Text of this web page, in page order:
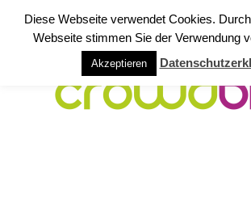
Diese Webseite verwendet Cookies.
Webseite stimmen Sie der Verwendung
Akzeptieren